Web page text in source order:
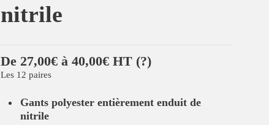
nitrile
De 27,00€ à 40,00€ HT (?)
Les 12 paires
Gants polyester entièrement enduit de
nitrile